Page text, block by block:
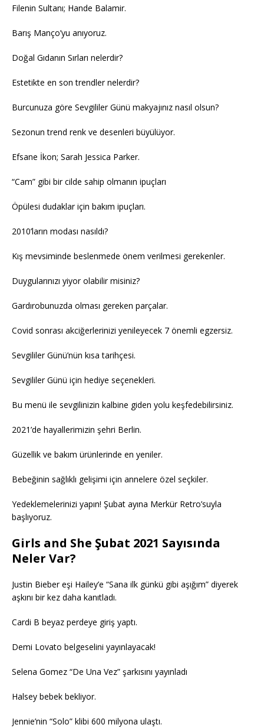
Filenin Sultanı; Hande Balamir.
Barış Manço’yu anıyoruz.
Doğal Gıdanın Sırları nelerdir?
Estetikte en son trendler nelerdir?
Burcunuza göre Sevgililer Günü makyajınız nasıl olsun?
Sezonun trend renk ve desenleri büyülüyor.
Efsane İkon; Sarah Jessica Parker.
“Cam” gibi bir cilde sahip olmanın ipuçları
Öpülesi dudaklar için bakım ipuçları.
2010’ların modası nasıldı?
Kış mevsiminde beslenmede önem verilmesi gerekenler.
Duygularınızı yiyor olabilir misiniz?
Gardırobunuzda olması gereken parçalar.
Covid sonrası akciğerlerinizi yenileyecek 7 önemli egzersiz.
Sevgililer Günü’nün kısa tarihçesi.
Sevgililer Günü için hediye seçenekleri.
Bu menü ile sevgilinizin kalbine giden yolu keşfedebilirsiniz.
2021’de hayallerimizin şehri Berlin.
Güzellik ve bakım ürünlerinde en yeniler.
Bebeğinin sağlıklı gelişimi için annelere özel seçkiler.
Yedeklemelerinizi yapın! Şubat ayına Merkür Retro’suyla
başlıyoruz.
Girls and She Şubat 2021 Sayısında
Neler Var?
Justin Bieber eşi Hailey’e “Sana ilk günkü gibi aşığım” diyerek
aşkını bir kez daha kanıtladı.
Cardi B beyaz perdeye giriş yaptı.
Demi Lovato belgeselini yayınlayacak!
Selena Gomez “De Una Vez” şarkısını yayınladı
Halsey bebek bekliyor.
Jennie’nin “Solo” klibi 600 milyona ulaştı.